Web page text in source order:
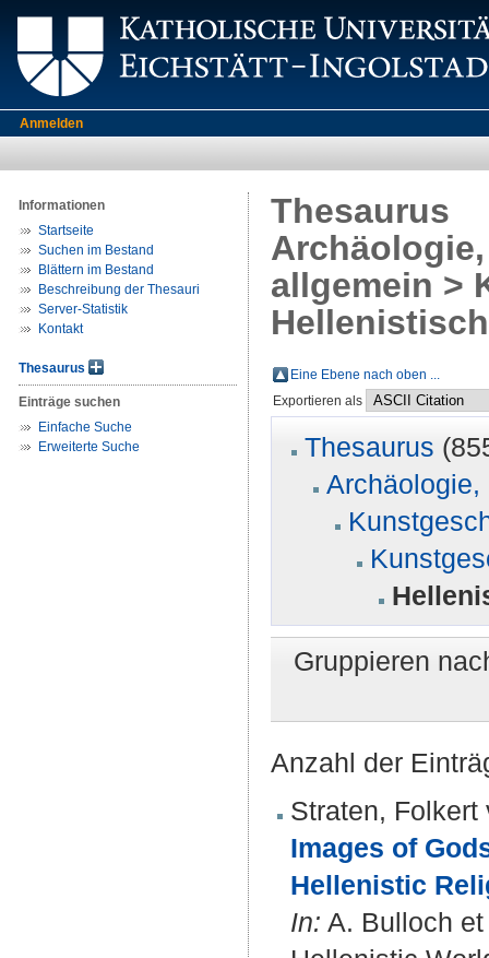
Anmelden
Informationen
Startseite
Suchen im Bestand
Blättern im Bestand
Beschreibung der Thesauri
Server-Statistik
Kontakt
Thesaurus
Einträge suchen
Einfache Suche
Erweiterte Suche
Thesaurus
allgemein >
Eine Ebene nach oben ...
Exportieren als
Thesaurus
Archäologie,
Gruppieren
Anzahl der
Straten, Folkert
Images of
Hellenistic
In: A. Bulloch